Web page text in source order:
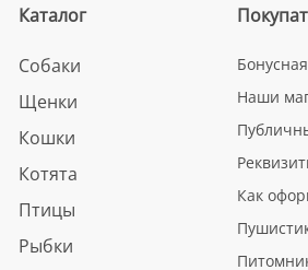
Каталог
Собаки
Щенки
Кошки
Котята
Птицы
Рыбки
Наши
Как